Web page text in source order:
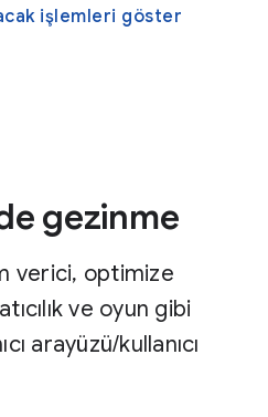
işlemleri göster
gezinme
verici, optimize
ve oyun gibi
arayüzü/kullanıcı